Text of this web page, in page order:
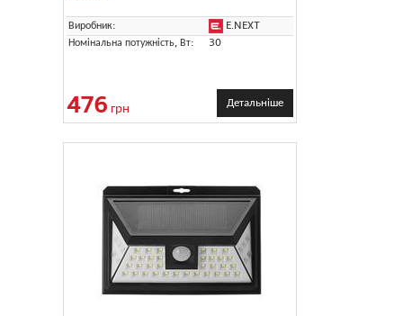
Виробник:
E.NEXT
Номінальна потужність, Вт:
30
476 грн Детальніше